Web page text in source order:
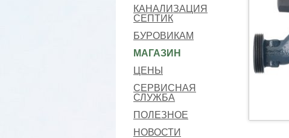
КАНАЛИЗАЦИЯ
СЕПТИК
БУРОВИКАМ
МАГАЗИН
ЦЕНЫ
СЕРВИСНАЯ
СЛУЖБА
ПОЛЕЗНОЕ
НОВОСТИ